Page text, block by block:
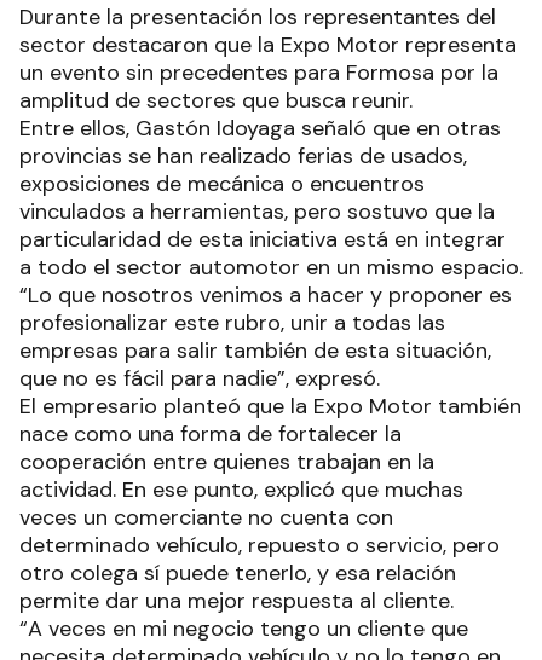
Durante la presentación los representantes del
sector destacaron que la Expo Motor representa
un evento sin precedentes para Formosa por la
amplitud de sectores que busca reunir.
Entre ellos, Gastón Idoyaga señaló que en otras
provincias se han realizado ferias de usados,
exposiciones de mecánica o encuentros
vinculados a herramientas, pero sostuvo que la
particularidad de esta iniciativa está en integrar
a todo el sector automotor en un mismo espacio.
“Lo que nosotros venimos a hacer y proponer es
profesionalizar este rubro, unir a todas las
empresas para salir también de esta situación,
que no es fácil para nadie”, expresó.
El empresario planteó que la Expo Motor también
nace como una forma de fortalecer la
cooperación entre quienes trabajan en la
actividad. En ese punto, explicó que muchas
veces un comerciante no cuenta con
determinado vehículo, repuesto o servicio, pero
otro colega sí puede tenerlo, y esa relación
permite dar una mejor respuesta al cliente.
“A veces en mi negocio tengo un cliente que